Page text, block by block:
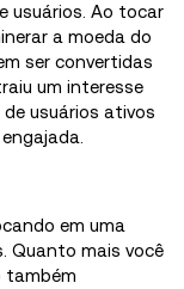
usuários. Ao tocar
a moeda do
ser convertidas
um interesse
usuários ativos
em uma
Quanto mais você
também